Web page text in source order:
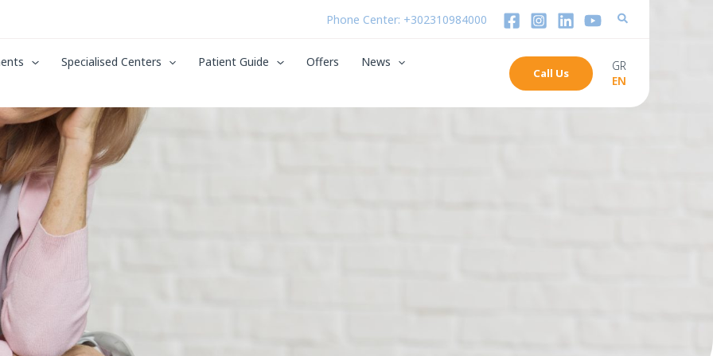
Phone Center: +302310984000
Specialised Centers Patient Guide Offers
News
Call Us
GR
EN